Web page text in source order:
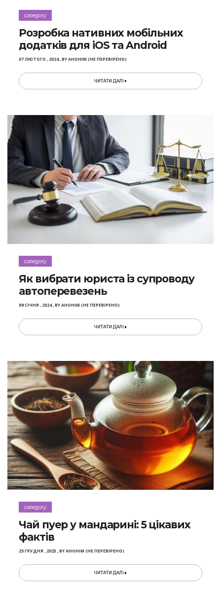
category
Розробка нативних мобільних
додатків для iOS та Android
07 ЛЮТОГО , 2024,BYАНОНІМ (НЕ ПЕРЕВІРЕНО)
ЧИТАТИ ДАЛІ
category
Як вибрати юриста із супроводу
автоперевезень
09 СІЧНЯ , 2024,BYАНОНІМ (НЕ ПЕРЕВІРЕНО)
ЧИТАТИ ДАЛІ
category
Чай пуер у мандарині: 5 цікавих
фактів
25 ГРУДНЯ , 2023 ,BYАНОНІМ (НЕ ПЕРЕВІРЕНО)
ЧИТАТИ ДАЛІ